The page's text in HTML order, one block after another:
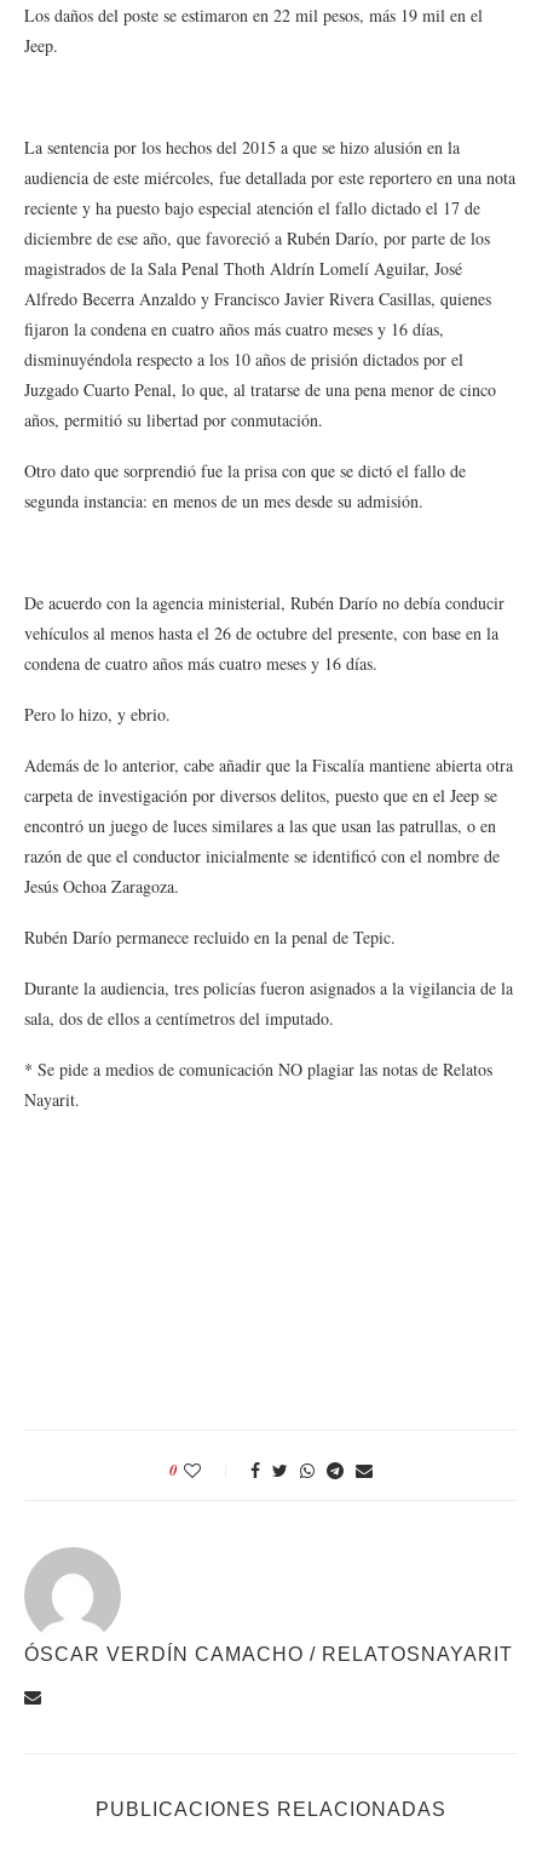
Los daños del poste se estimaron en 22 mil pesos, más 19 mil en el
Jeep.
La sentencia por los hechos del 2015 a que se hizo alusión en la
audiencia de este miércoles, fue detallada por este reportero en una nota
reciente y ha puesto bajo especial atención el fallo dictado el 17 de
diciembre de ese año, que favoreció a Rubén Darío, por parte de los
magistrados de la Sala Penal Thoth Aldrín Lomelí Aguilar, José
Alfredo Becerra Anzaldo y Francisco Javier Rivera Casillas, quienes
fijaron la condena en cuatro años más cuatro meses y 16 días,
disminuyéndola respecto a los 10 años de prisión dictados por el
Juzgado Cuarto Penal, lo que, al tratarse de una pena menor de cinco
años, permitió su libertad por conmutación.
Otro dato que sorprendió fue la prisa con que se dictó el fallo de
segunda instancia: en menos de un mes desde su admisión.
De acuerdo con la agencia ministerial, Rubén Darío no debía conducir
vehículos al menos hasta el 26 de octubre del presente, con base en la
condena de cuatro años más cuatro meses y 16 días.
Pero lo hizo, y ebrio.
Además de lo anterior, cabe añadir que la Fiscalía mantiene abierta otra
carpeta de investigación por diversos delitos, puesto que en el Jeep se
encontró un juego de luces similares a las que usan las patrullas, o en
razón de que el conductor inicialmente se identificó con el nombre de
Jesús Ochoa Zaragoza.
Rubén Darío permanece recluido en la penal de Tepic.
Durante la audiencia, tres policías fueron asignados a la vigilancia de la
sala, dos de ellos a centímetros del imputado.
* Se pide a medios de comunicación NO plagiar las notas de Relatos
Nayarit.
0
ÓSCAR VERDÍN CAMACHO / RELATOSNAYARIT
PUBLICACIONES RELACIONADAS